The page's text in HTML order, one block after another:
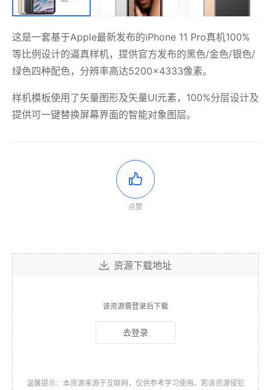
这是一套基于Apple最新发布的iPhone 11 Pro真机100%
等比例设计的逼真样机，提供官方发布的黑色/金色/银色/
绿色四种配色，分辨率高达5200×4333像素。
样机模板使用了矢量图形及矢量UI元素，100%分层设计及
提供可一键替换屏幕界面的智能对象图层。
点赞
资源下载地址
该资源需登录后下载
去登录
温馨提示：本资源来源于互联网，仅供参考学习使用。若该资源侵犯